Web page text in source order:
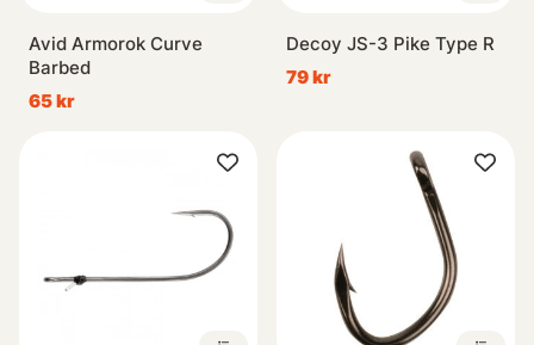
Avid Armorok Curve
Barbed
65 kr
Decoy JS-3 Pike Type R
79 kr